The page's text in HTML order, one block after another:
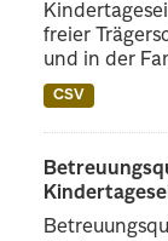
freier
und in der
CSV